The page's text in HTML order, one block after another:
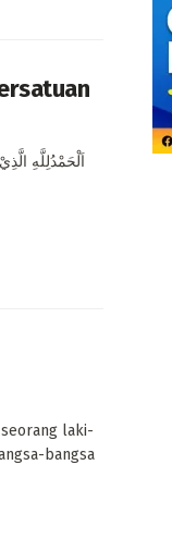
laki-
bangsa